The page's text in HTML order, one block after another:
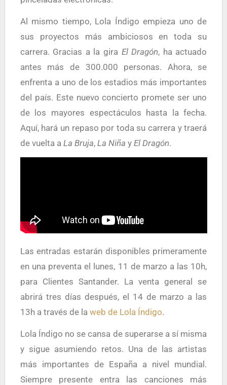
Al mismo tiempo, Lola Índigo empieza uno de
sus proyectos más ambiciosos en toda su
carrera. Gracias a la gira El Dragón, ha actuado
antes más de 300.000 personas. Ahora, se
enfrenta a uno de los estadios más importantes
del país. Este nuevo concierto promete ser uno
de los mayores espectáculos hasta la fecha.
Aquí, hará un repaso por toda su carrera y traerá
de vuelta a La Bruja, La Niña y El Dragón.
Las entradas estarán disponibles primeramente
en una preventa el lunes, 11 de marzo a las 10h,
para Clientes Santander. La venta general se
abrirá tres días después, el 14 de marzo a las
13h a través de la web de Lola Índigo.
Lola Índigo no se cansa de superarse a sí misma
y sigue asumiendo retos. Una de las artistas
más importantes de España a nivel mundial.
Siempre presente entra las canciones más